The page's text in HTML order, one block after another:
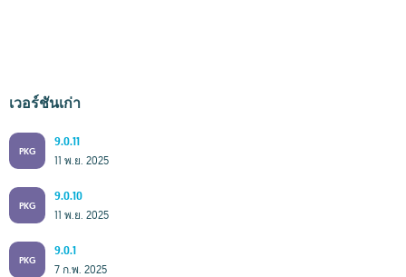
เวอร์ชันเก่า
PKG
9.0.11
11 พ.ย. 2025
PKG
9.0.10
11 พ.ย. 2025
PKG
9.0.1
7 ก.พ. 2025